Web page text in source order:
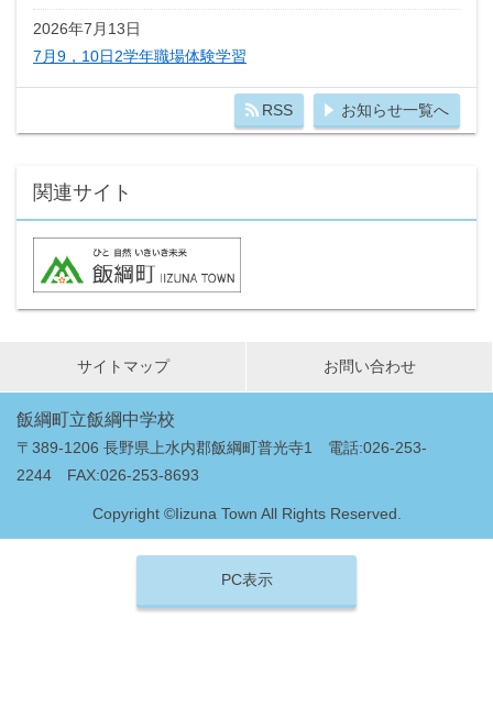
2026年7月13日
7月9，10日2学年職場体験学習
RSS お知らせ一覧へ
関連サイト
サイトマップ お問い合わせ
飯綱町立飯綱中学校
〒389-1206 長野県上水内郡飯綱町普光寺1 電話:026-253-
2244 FAX:026-253-8693
Copyright ©Iizuna Town All Rights Reserved.
PC表示